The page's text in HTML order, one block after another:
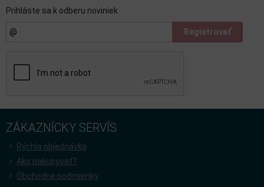
Prihláste sa k odberu noviniek
Registrovať
ZÁKAZNÍCKY SERVÍS
Rýchla objednávka
Ako nakupovať?
Obchodné podmienky